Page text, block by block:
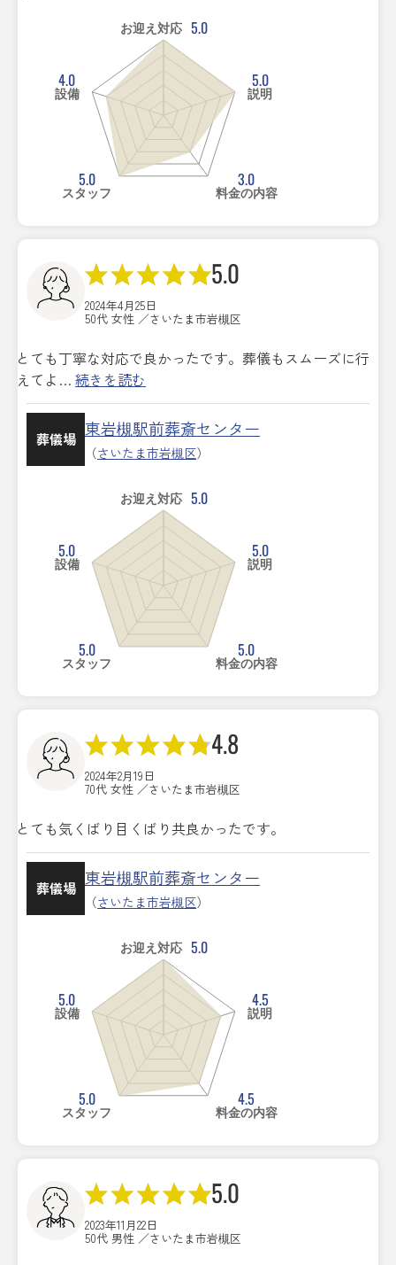
お迎え対応 5.0
5.0
説明
3.0
料金の内容
5.0
スタッフ
4.0
設備
5.0
2024年4月25日
50代 女性 ／さいたま市岩槻区
とても丁寧な対応で良かったです。葬儀もスムーズに行
えてよ… 続きを読む
葬儀場 東岩槻駅前葬斎センター
（さいたま市岩槻区）
お迎え対応 5.0
5.0
説明
5.0
料金の内容
5.0
スタッフ
5.0
設備
4.8
2024年2月19日
70代 女性 ／さいたま市岩槻区
とても気くばり目くばり共良かったです。
葬儀場 東岩槻駅前葬斎センター
（さいたま市岩槻区）
お迎え対応 5.0
4.5
説明
4.5
料金の内容
5.0
スタッフ
5.0
設備
5.0
2023年11月22日
50代 男性 ／さいたま市岩槻区